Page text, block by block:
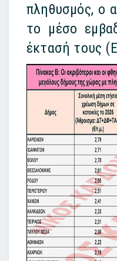
πληθυσμός, ο
το μέσο
έκτασή τους